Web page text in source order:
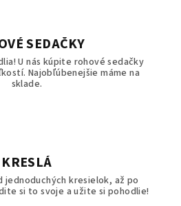
SEDAČKY
U nás kúpite rohové sedačky
Najobľúbenejšie máme na
sklade.
KRESLÁ
jednoduchých kresielok, až po
si to svoje a užite si pohodlie!